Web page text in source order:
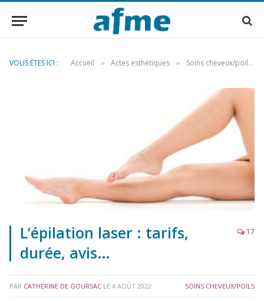
VOUS ÊTES ICI : Accueil » Actes esthétiques » Soins cheveux/poils
L’épilation laser : tarifs,
durée, avis…
17
PAR CATHERINE DE GOURSAC LE 4 AOÛT 2022 SOINS CHEVEUX/POILS